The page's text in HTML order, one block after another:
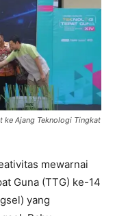
ke Ajang Teknologi Tingkat
mewarnai
Guna (TTG) ke-14
yang